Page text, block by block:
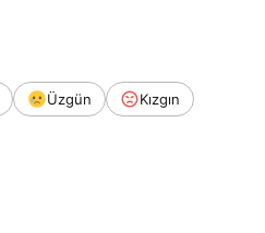
Üzgün Kızgın